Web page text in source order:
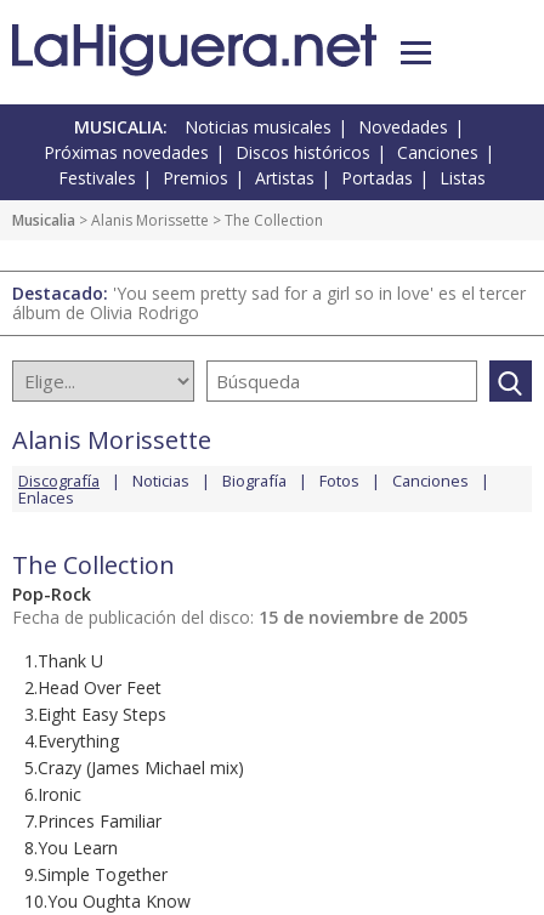
MUSICALIA: Noticias musicales
Novedades
Próximas novedades
Discos históricos
Canciones
Festivales
Premios Artistas Portadas Listas
Musicalia >Alanis Morissette > The Collection
Destacado: 'You seem pretty sad for a girl so in love' es el tercer
álbum de Olivia Rodrigo
Alanis Morissette
Discografía Noticias Biografía Fotos Canciones
Enlaces
The Collection
Pop-Rock
Fecha de publicación del disco: 15 de noviembre de 2005
1.Thank U
2.Head Over Feet
3.Eight Easy Steps
4.Everything
5.Crazy (James Michael mix)
6.Ironic
7.Princes Familiar
8.You Learn
9.Simple Together
10.You Oughta Know